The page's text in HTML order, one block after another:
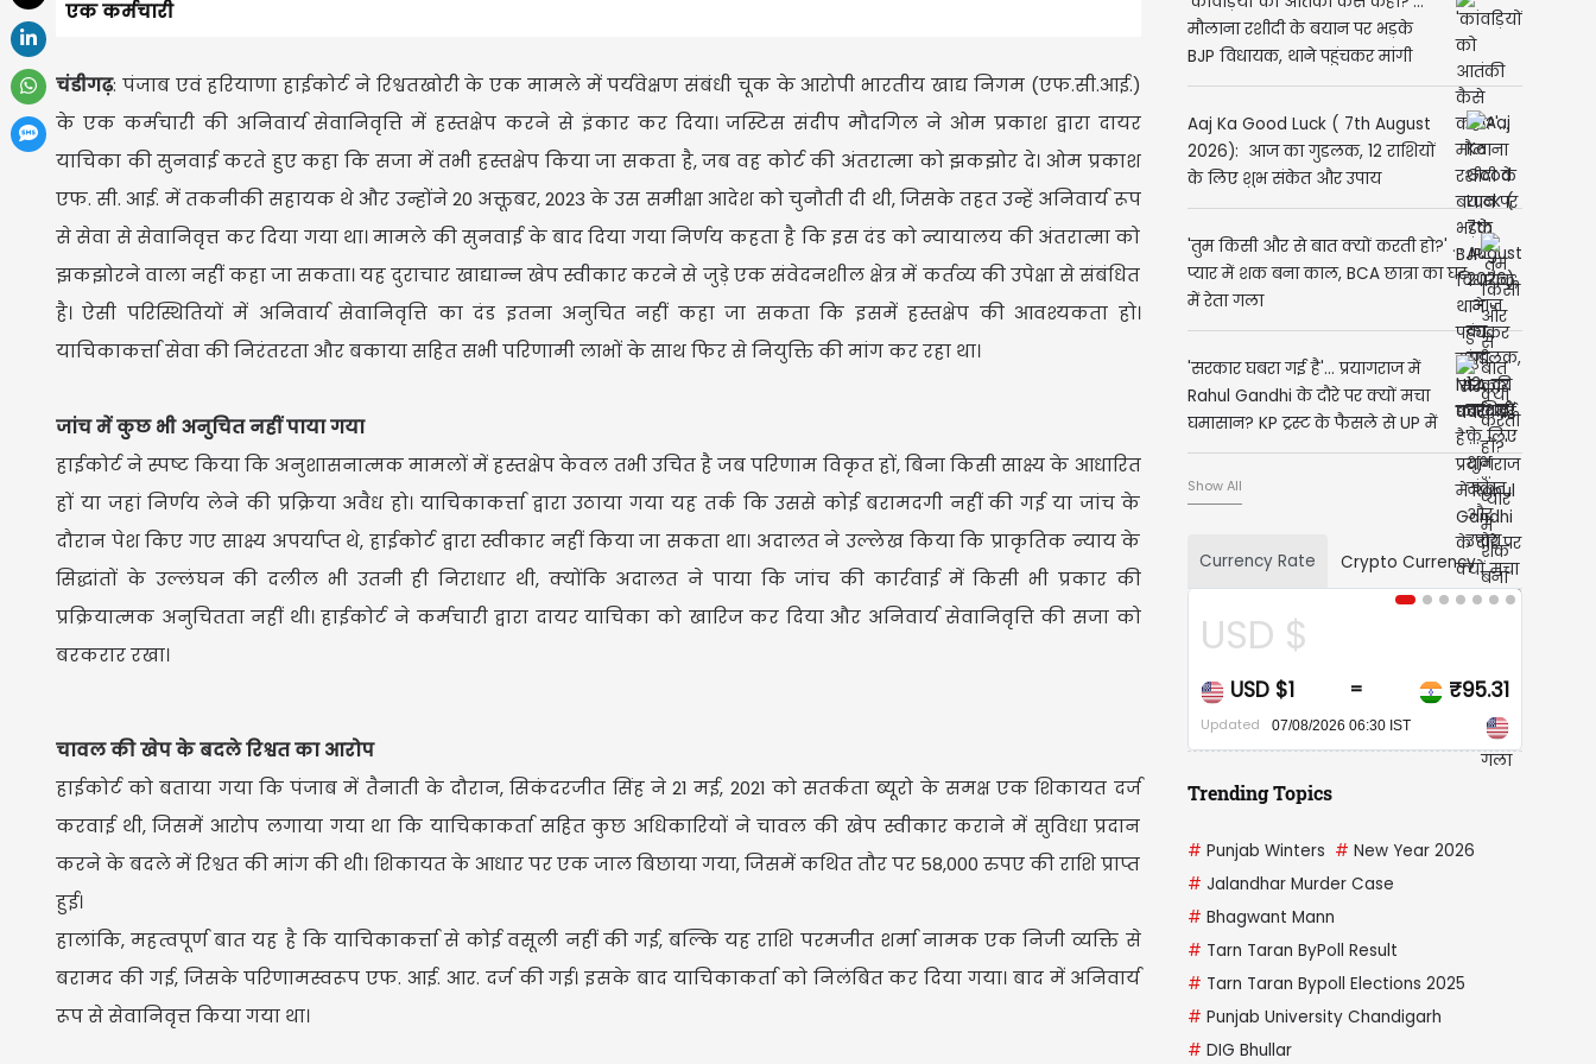
एक कर्मचारी
चंडीगढ़: पंजाब एवं हरियाणा हाईकोर्ट ने रिश्वतखोरी के एक मामले में पर्यवेक्षण संबंधी चूक के आरोपी भारतीय खाद्य निगम (एफ.सी.आई.)
के एक कर्मचारी की अनिवार्य सेवानिवृत्ति में हस्तक्षेप करने से इंकार कर दिया। जस्टिस संदीप मौदगिल ने ओम प्रकाश द्वारा दायर
याचिका की सुनवाई करते हुए कहा कि सजा में तभी हस्तक्षेप किया जा सकता है, जब वह कोर्ट की अंतरात्मा को झकझोर दे। ओम प्रकाश
एफ. सी. आई. में तकनीकी सहायक थे और उन्होंने 20 अक्तूबर, 2023 के उस समीक्षा आदेश को चुनौती दी थी, जिसके तहत उन्हें अनिवार्य रूप
से सेवा से सेवानिवृत्त कर दिया गया था। मामले की सुनवाई के बाद दिया गया निर्णय कहता है कि इस दंड को न्यायालय की अंतरात्मा को
झकझोरने वाला नहीं कहा जा सकता। यह दुराचार खाद्यान्न खेप स्वीकार करने से जुड़े एक संवेदनशील क्षेत्र में कर्तव्य की उपेक्षा से संबंधित
है। ऐसी परिस्थितियों में अनिवार्य सेवानिवृत्ति का दंड इतना अनुचित नहीं कहा जा सकता कि इसमें हस्तक्षेप की आवश्यकता हो।
याचिकाकर्त्ता सेवा की निरंतरता और बकाया सहित सभी परिणामी लाभों के साथ फिर से नियुक्ति की मांग कर रहा था।
जांच में कुछ भी अनुचित नहीं पाया गया
हाईकोर्ट ने स्पष्ट किया कि अनुशासनात्मक मामलों में हस्तक्षेप केवल तभी उचित है जब परिणाम विकृत हों, बिना किसी साक्ष्य के आधारित
हों या जहां निर्णय लेने की प्रक्रिया अवैध हो। याचिकाकर्त्ता द्वारा उठाया गया यह तर्क कि उससे कोई बरामदगी नहीं की गई या जांच के
दौरान पेश किए गए साक्ष्य अपर्याप्त थे, हाईकोर्ट द्वारा स्वीकार नहीं किया जा सकता था। अदालत ने उल्लेख किया कि प्राकृतिक न्याय के
सिद्धांतों के उल्लंघन की दलील भी उतनी ही निराधार थी, क्योंकि अदालत ने पाया कि जांच की कार्रवाई में किसी भी प्रकार की
प्रक्रियात्मक अनुचितता नहीं थी। हाईकोर्ट ने कर्मचारी द्वारा दायर याचिका को खारिज कर दिया और अनिवार्य सेवानिवृत्ति की सजा को
बरकरार रखा।
चावल की खेप के बदले रिश्वत का आरोप
हाईकोर्ट को बताया गया कि पंजाब में तैनाती के दौरान, सिकंदरजीत सिंह ने 21 मई, 2021 को सतर्कता ब्यूरो के समक्ष एक शिकायत दर्ज
करवाई थी, जिसमें आरोप लगाया गया था कि याचिकाकर्ता सहित कुछ अधिकारियों ने चावल की खेप स्वीकार कराने में सुविधा प्रदान
करने के बदले में रिश्वत की मांग की थी। शिकायत के आधार पर एक जाल बिछाया गया, जिसमें कथित तौर पर 58,000 रुपए की राशि प्राप्त
हुई।
हालांकि, महत्वपूर्ण बात यह है कि याचिकाकर्त्ता से कोई वसूली नहीं की गई, बल्कि यह राशि परमजीत शर्मा नामक एक निजी व्यक्ति से
बरामद की गई, जिसके परिणामस्वरूप एफ. आई. आर. दर्ज की गई। इसके बाद याचिकाकर्ता को निलंबित कर दिया गया। बाद में अनिवार्य
रूप से सेवानिवृत्त किया गया था।
मौलाना रशीदी के बयान पर भड़के
BJP विधायक, थाने पहुंचकर मांगी
NSA की कार्रवाई
Aaj Ka Good Luck ( 7th August
2026): आज का गुडलक, 12 राशियों
के लिए शुभ संकेत और उपाय
'तुम किसी और से बात क्यों करती हो?' ...
प्यार में शक बना काल, BCA छात्रा का घर
में रेता गला
'सरकार घबरा गई है'... प्रयागराज में
Rahul Gandhi के दौरे पर क्यों मचा
घमासान? KP ट्रस्ट के फैसले से UP में
भूचाल
Show All
Currency Rate Crypto Currency
USD $
= ₹95.31
07/08/2026 06:30 IST
CAD $1
Updated 07/08/2026 06:30 IST
Trending Topics
# Punjab Winters # New Year 2026
# Jalandhar Murder Case
# Bhagwant Mann
# Tarn Taran ByPoll Result
# Tarn Taran Bypoll Elections 2025
# Punjab University Chandigarh
# DIG Bhullar